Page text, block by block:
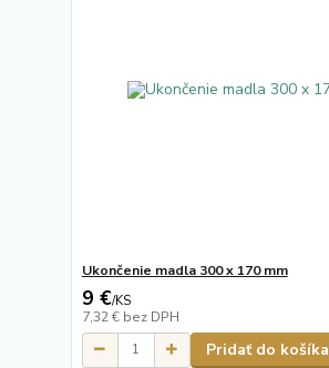
Ukončenie madla 300 x 170 mm
9 €/KS
7,32 € bez DPH
Pridať do košíka